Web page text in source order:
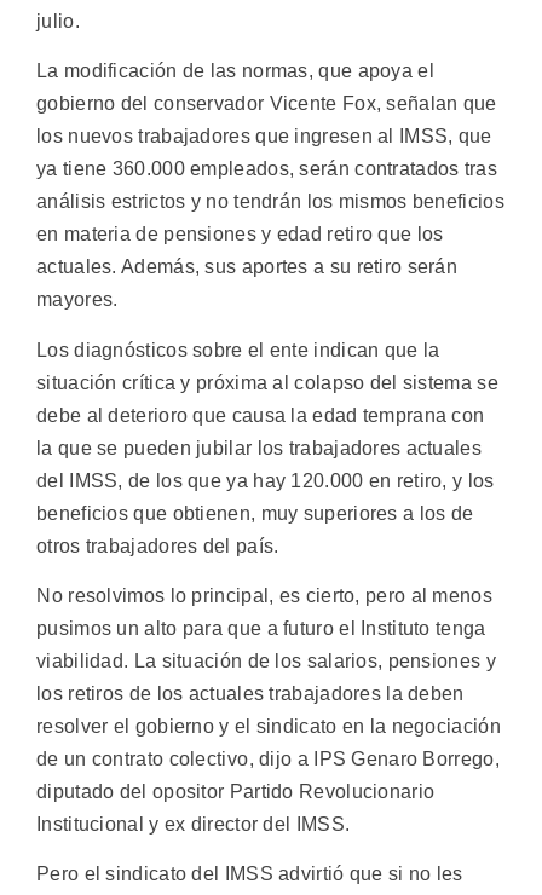
julio.
La modificación de las normas, que apoya el
gobierno del conservador Vicente Fox, señalan que
los nuevos trabajadores que ingresen al IMSS, que
ya tiene 360.000 empleados, serán contratados tras
análisis estrictos y no tendrán los mismos beneficios
en materia de pensiones y edad retiro que los
actuales. Además, sus aportes a su retiro serán
mayores.
Los diagnósticos sobre el ente indican que la
situación crítica y próxima al colapso del sistema se
debe al deterioro que causa la edad temprana con
la que se pueden jubilar los trabajadores actuales
del IMSS, de los que ya hay 120.000 en retiro, y los
beneficios que obtienen, muy superiores a los de
otros trabajadores del país.
No resolvimos lo principal, es cierto, pero al menos
pusimos un alto para que a futuro el Instituto tenga
viabilidad. La situación de los salarios, pensiones y
los retiros de los actuales trabajadores la deben
resolver el gobierno y el sindicato en la negociación
de un contrato colectivo, dijo a IPS Genaro Borrego,
diputado del opositor Partido Revolucionario
Institucional y ex director del IMSS.
Pero el sindicato del IMSS advirtió que si no les